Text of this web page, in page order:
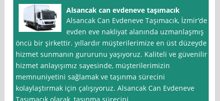
Alsancak can evdeneve taşımacık
Alsancak Can Evdeneve Taşımacık, İzmir‘de
evden eve nakliyat alanında uzmanlaşmış
öncü bir şirkettir. yıllardır müşterilerimize en üst düzeyde
hizmet sunmanın gururunu yaşıyoruz. Kaliteli ve güvenilir
hizmet anlayışımız sayesinde, müşterilerimizin
memnuniyetini sağlamak ve taşınma sürecini
kolaylaştırmak için çalışıyoruz. Alsancak Can Evdeneve